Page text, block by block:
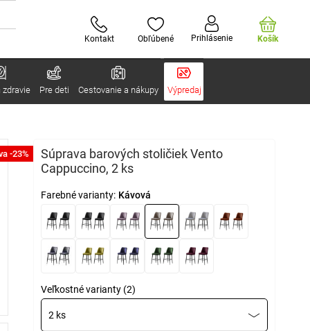
Kontakt Obľúbené Prihlásenie Košík
zdravie Pre deti Cestovanie a nákupy Výpredaj
-23%
Súprava barových stoličiek Vento
Cappuccino, 2 ks
Farebné varianty: Kávová
Veľkostné varianty (2)
2 ks